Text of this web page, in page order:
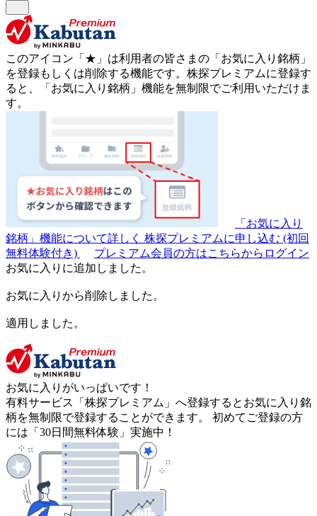
このアイコン 「★」 は利用者の皆さまの 「お気に入り銘柄」
を登録もしくは削除する機能です。 株探プレミアムに登録す
ると、「お気に入り銘柄」機能を無制限でご利用いただけま
す。
「お気に入り
銘柄」機能について詳しく 株探プレミアムに申し込む (初回
無料体験付き)
プレミアム会員の方はこちらからログイン
お気に入りに追加しました。
お気に入りから削除しました。
適用しました。
お気に入りがいっぱいです！
有料サービス「株探プレミアム」へ登録するとお気に入り銘
柄を無制限で登録することができます。 初めてご登録の方
には「30日間無料体験」実施中！